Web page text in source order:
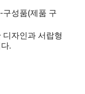
성품(제품 구
자인과 서랍형
.